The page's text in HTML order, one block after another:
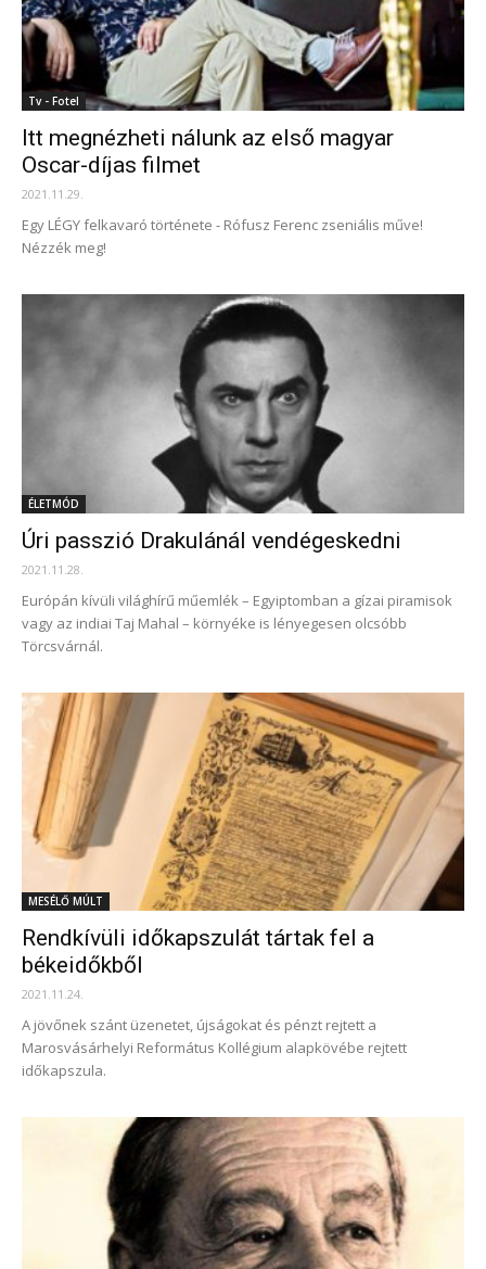
Tv - Fotel
Itt megnézheti nálunk az első magyar
Oscar-díjas filmet
2021.11.29.
Egy LÉGY felkavaró története - Rófusz Ferenc zseniális műve!
Nézzék meg!
ÉLETMÓD
Úri passzió Drakulánál vendégeskedni
2021.11.28.
Európán kívüli világhírű műemlék – Egyiptomban a gízai piramisok
vagy az indiai Taj Mahal – környéke is lényegesen olcsóbb
Törcsvárnál.
MESÉLŐ MÚLT
Rendkívüli időkapszulát tártak fel a
békeidőkből
2021.11.24.
A jövőnek szánt üzenetet, újságokat és pénzt rejtett a
Marosvásárhelyi Református Kollégium alapkövébe rejtett
időkapszula.